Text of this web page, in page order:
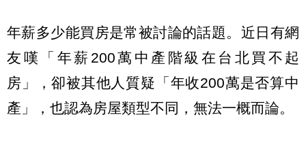
年薪多少能買房是常被討論的話題。近日有網
友嘆「年薪200萬中產階級在台北買不起
房」，卻被其他人質疑「年收200萬是否算中
產」，也認為房屋類型不同，無法一概而論。